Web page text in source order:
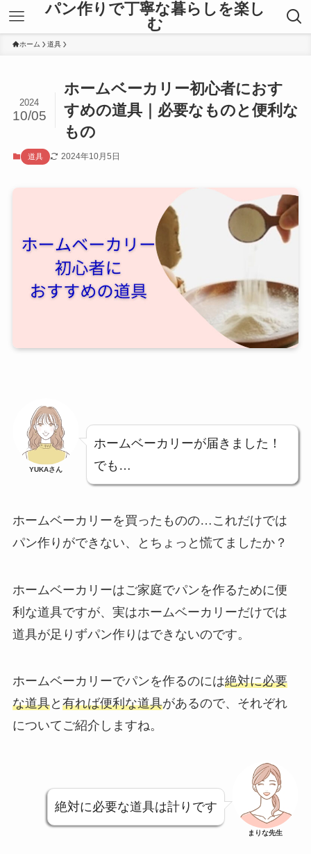
パン作りで丁寧な暮らしを楽し
む
ホーム 道具
ホームベーカリー初心者におす
すめの道具｜必要なものと便利な
もの
2024
10/05
道具 2024年10月5日
YUKAさん
ホームベーカリーが届きました！
でも…
ホームベーカリーを買ったものの…これだけでは
パン作りができない、とちょっと慌てましたか？
ホームベーカリーはご家庭でパンを作るために便
利な道具ですが、実はホームベーカリーだけでは
道具が足りずパン作りはできないのです。
ホームベーカリーでパンを作るのには絶対に必要
な道具と 有れば便利な道具があるので、それぞれ
についてご紹介しますね。
絶対に必要な道具は計りです
まりな先生